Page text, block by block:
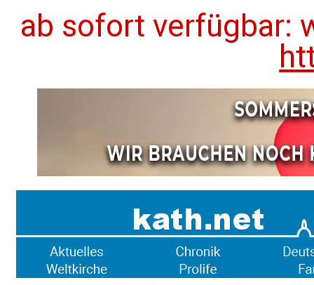
ab sofort verfügbar: